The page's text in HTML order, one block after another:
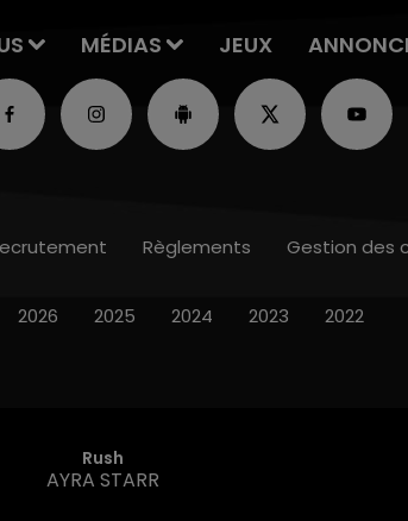
MÉDIAS JEUX
Rush
AYRA STARR
Règlements Gestion des
2026 2025 2024 2023 2022